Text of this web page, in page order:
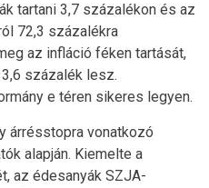
tartani 3,7 százalékon és az
72,3 százalékra
az infláció féken tartását,
százalék lesz.
e téren sikeres legyen.
árrésstopra vonatkozó
alapján. Kiemelte a
az édesanyák SZJA-